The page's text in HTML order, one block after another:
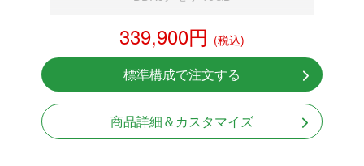
NVMeSSD 1TB
無線LAN Bluetooth対応
Windows11 Home 64bit
339,900円 (税込)
標準構成で注文する
商品詳細＆カスタマイズ